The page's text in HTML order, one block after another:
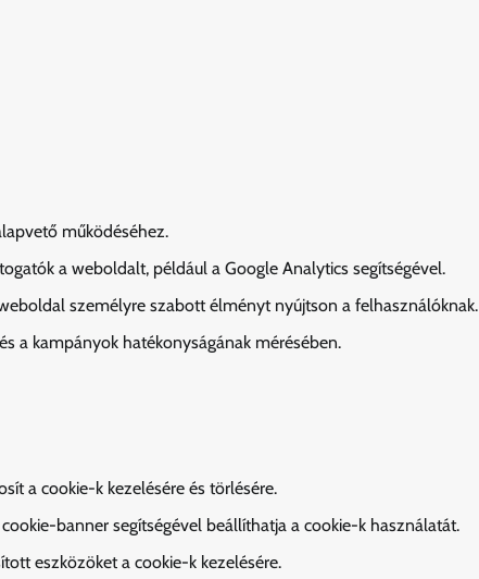
működéséhez.
a weboldalt, például a Google Analytics segítségével.
személyre szabott élményt nyújtson a felhasználóknak.
a kampányok hatékonyságának mérésében.
a cookie-k kezelésére és törlésére.
banner segítségével beállíthatja a cookie-k használatát.
eszközöket a cookie-k kezelésére.